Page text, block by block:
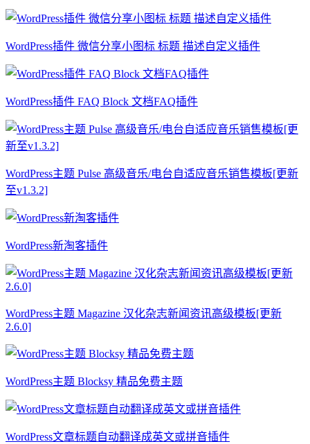
WordPress插件 微信分享小图标 标题 描述自定义插件
WordPress插件 FAQ Block 文档FAQ插件
WordPress主题 Pulse 高级音乐/电台自适应音乐销售模板[更新
至v1.3.2]
WordPress新淘客插件
WordPress主题 Magazine 汉化杂志新闻资讯高级模板[更新
2.6.0]
WordPress主题 Blocksy 精品免费主题
WordPress文章标题自动翻译成英文或拼音插件